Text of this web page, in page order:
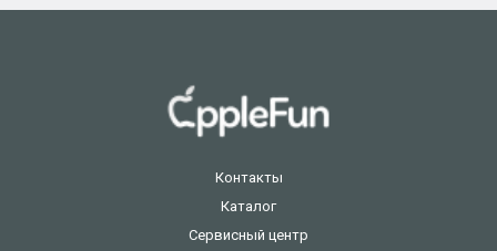
Контакты
Каталог
Сервисный центр